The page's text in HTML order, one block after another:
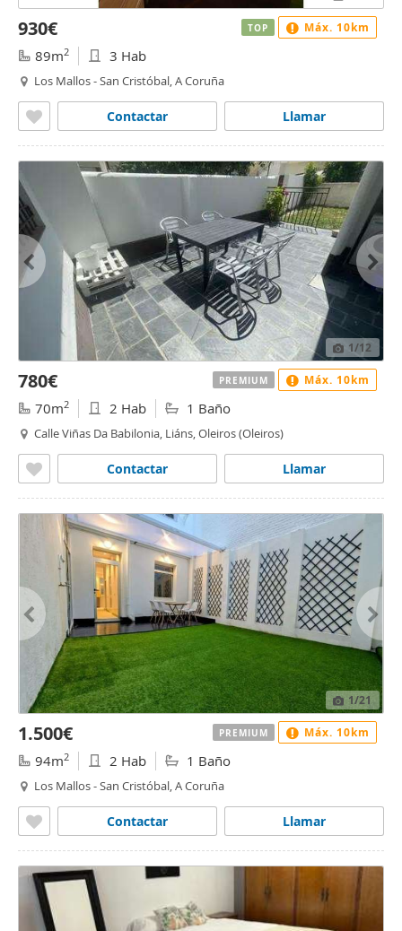
930€
89m2 3 Hab
Los Mallos - San Cristóbal, A Coruña
Llamar
Contactar
TOP Máx. 10km
1/12
780€
70m2 2 Hab 1 Baño
Calle Viñas Da Babilonia, Liáns, Oleiros (Oleiros)
Llamar
Contactar
PREMIUM Máx. 10km
1/21
1.500€
94m2 2 Hab 1 Baño
Los Mallos - San Cristóbal, A Coruña
Llamar
Contactar
PREMIUM Máx. 10km